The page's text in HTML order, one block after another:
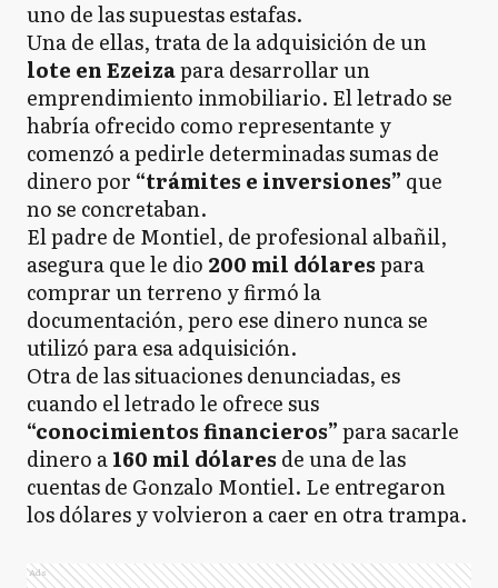
uno de las supuestas estafas.
Una de ellas, trata de la adquisición de un
lote en Ezeizapara desarrollar un
emprendimiento inmobiliario. El letrado se
habría ofrecido como representante y
comenzó a pedirle determinadas sumas de
dinero por “trámites e inversiones” que
no se concretaban.
El padre de Montiel, de profesional albañil,
asegura que le dio 200 mil dólarespara
comprar un terreno y firmó la
documentación, pero ese dinero nunca se
utilizó para esa adquisición.
Otra de las situaciones denunciadas, es
cuando el letrado le ofrece sus
“conocimientos financieros”para sacarle
dinero a160 mil dólares de una de las
cuentas de Gonzalo Montiel. Le entregaron
los dólares y volvieron a caer en otra trampa.
Ads